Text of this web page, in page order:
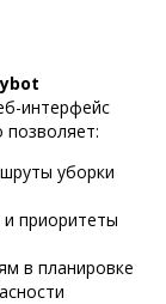
интерфейс
уборки
и приоритеты
в планировке